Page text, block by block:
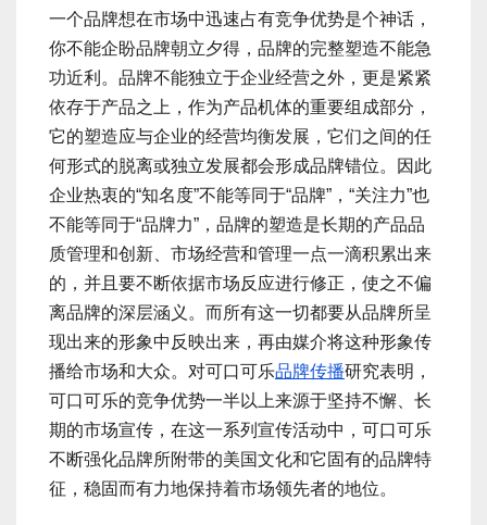
一个品牌想在市场中迅速占有竞争优势是个神话，
你不能企盼品牌朝立夕得，品牌的完整塑造不能急
功近利。品牌不能独立于企业经营之外，更是紧紧
依存于产品之上，作为产品机体的重要组成部分，
它的塑造应与企业的经营均衡发展，它们之间的任
何形式的脱离或独立发展都会形成品牌错位。因此
企业热衷的“知名度”不能等同于“品牌”，“关注力”也
不能等同于“品牌力”，品牌的塑造是长期的产品品
质管理和创新、市场经营和管理一点一滴积累出来
的，并且要不断依据市场反应进行修正，使之不偏
离品牌的深层涵义。而所有这一切都要从品牌所呈
现出来的形象中反映出来，再由媒介将这种形象传
播给市场和大众。对可口可乐品牌传播研究表明，
可口可乐的竞争优势一半以上来源于坚持不懈、长
期的市场宣传，在这一系列宣传活动中，可口可乐
不断强化品牌所附带的美国文化和它固有的品牌特
征，稳固而有力地保持着市场领先者的地位。